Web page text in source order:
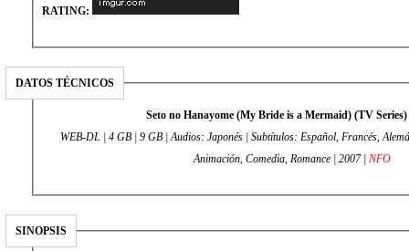
RATING:
DATOS TÉCNICOS
Seto no Hanayome (My Bride is a Mermaid) (TV Series)
WEB-DL | 4 GB | 9 GB | Audios: Japonés | Subtítulos: Español, Francés,
Animación, Comedia, Romance | 2007 | NFO
SINOPSIS